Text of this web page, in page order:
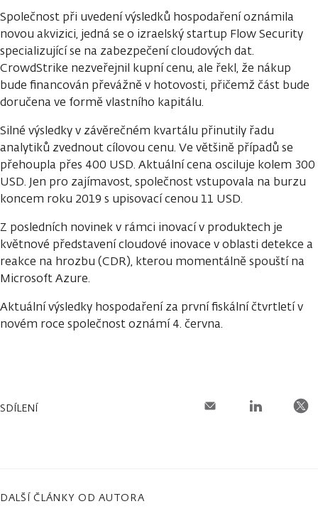
Společnost při uvedení výsledků hospodaření oznámila
novou akvizici, jedná se o izraelský startup Flow Security
specializující se na zabezpečení cloudových dat.
CrowdStrike nezveřejnil kupní cenu, ale řekl, že nákup
bude financován převážně v hotovosti, přičemž část bude
doručena ve formě vlastního kapitálu.
Silné výsledky v závěrečném kvartálu přinutily řadu
analytiků zvednout cílovou cenu. Ve většině případů se
přehoupla přes 400 USD. Aktuální cena osciluje kolem 300
USD. Jen pro zajímavost, společnost vstupovala na burzu
koncem roku 2019 s upisovací cenou 11 USD.
Z posledních novinek v rámci inovací v produktech je
květnové představení cloudové inovace v oblasti detekce a
reakce na hrozbu (CDR), kterou momentálně spouští na
Microsoft Azure.
Aktuální výsledky hospodaření za první fiskální čtvrtletí v
novém roce společnost oznámí 4. června.
SDÍLENÍ
DALŠÍ ČLÁNKY OD AUTORA